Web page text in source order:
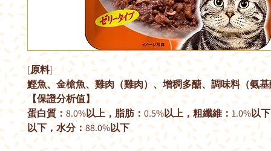
[原料]
鰹魚、金槍魚、雞肉（雞肉）、增稠多醣、調味料（氨
【保證分析值】
蛋白質：8.0%以上，脂肪：0.5%以上，粗纖維：1.0%以
以下，水分：88.0%以下